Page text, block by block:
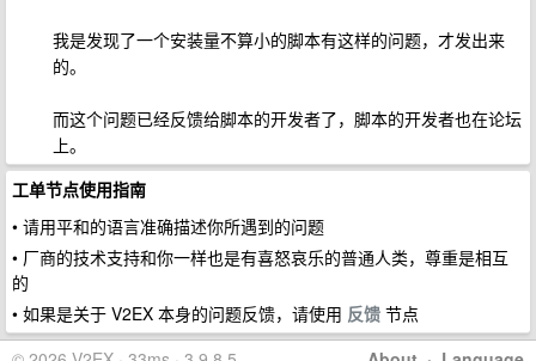
我是发现了一个安装量不算小的脚本有这样的问题，才发出来
的。
而这个问题已经反馈给脚本的开发者了，脚本的开发者也在论坛
上。
工单节点使用指南
• 请用平和的语言准确描述你所遇到的问题
• 厂商的技术支持和你一样也是有喜怒哀乐的普通人类，尊重是相互
的
• 如果是关于 V2EX 本身的问题反馈，请使用 反馈 节点